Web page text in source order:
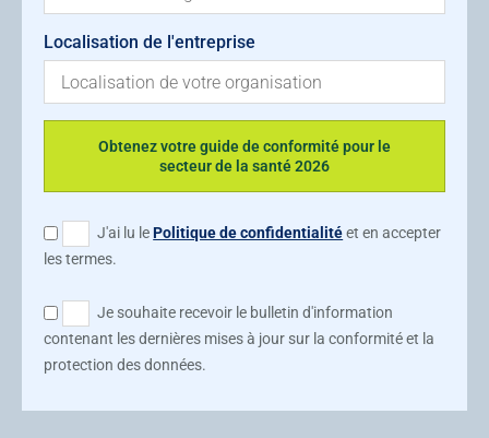
Localisation de l'entreprise
J'ai lu lePolitique de confidentialitéet en accepter
les termes.
Je souhaite recevoir le bulletin d'information
contenant les dernières mises à jour sur la conformité et la
protection des données.
Obtenez votre guide de conformité pour le
secteur de la santé 2026